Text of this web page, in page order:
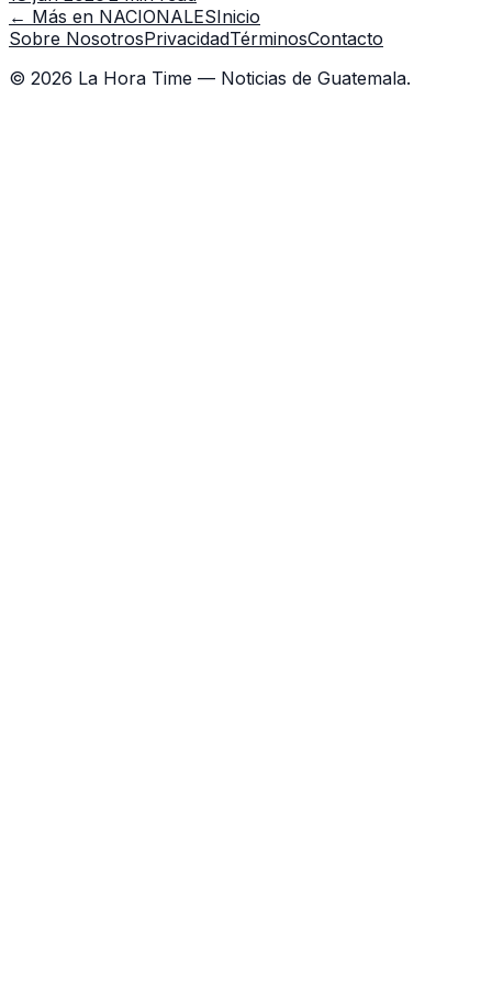
← Más en NACIONALESInicio
Sobre NosotrosPrivacidadTérminosContacto
© 2026 La Hora Time — Noticias de Guatemala.